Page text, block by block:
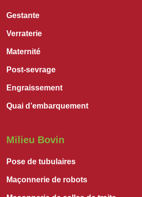
Gestante
Verraterie
Maternité
Post-sevrage
Engraissement
Quai d’embarquement
Milieu Bovin
Pose de tubulaires
Maçonnerie de robots